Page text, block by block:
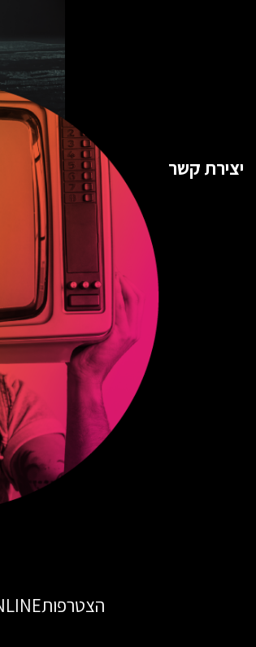
יצירת קשר
הצטרפותONLINE